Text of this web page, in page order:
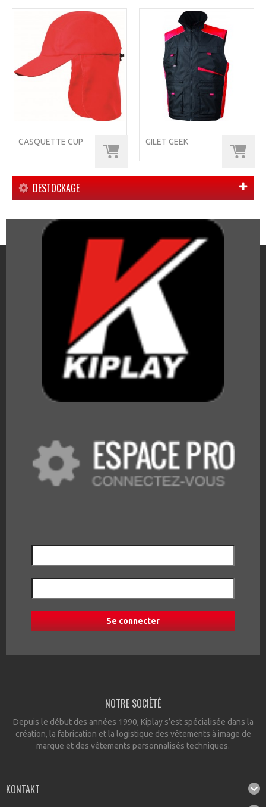
CASQUETTE CUP GILET GEEK
DESTOCKAGE
NOTRE SOCIÈTÉ
Depuis le début des années 1990, Kiplay s’est spécialisée dans la
création, la fabrication et la logistique des vêtements à image de
marque et des vêtements personnalisés techniques.
KONTAKT